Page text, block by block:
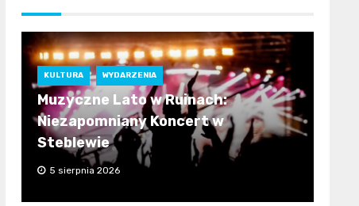
KULTURA WYDARZENIA
Muzyczne Lato w Ruinach:
Niezapomniany Koncert w
Steblewie
5 sierpnia 2026